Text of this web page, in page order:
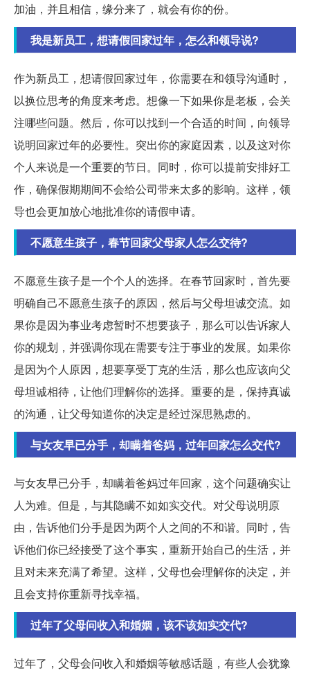
加油，并且相信，缘分来了，就会有你的份。
我是新员工，想请假回家过年，怎么和领导说?
作为新员工，想请假回家过年，你需要在和领导沟通时，
以换位思考的角度来考虑。想像一下如果你是老板，会关
注哪些问题。然后，你可以找到一个合适的时间，向领导
说明回家过年的必要性。突出你的家庭因素，以及这对你
个人来说是一个重要的节日。同时，你可以提前安排好工
作，确保假期期间不会给公司带来太多的影响。这样，领
导也会更加放心地批准你的请假申请。
不愿意生孩子，春节回家父母家人怎么交待?
不愿意生孩子是一个个人的选择。在春节回家时，首先要
明确自己不愿意生孩子的原因，然后与父母坦诚交流。如
果你是因为事业考虑暂时不想要孩子，那么可以告诉家人
你的规划，并强调你现在需要专注于事业的发展。如果你
是因为个人原因，想要享受丁克的生活，那么也应该向父
母坦诚相待，让他们理解你的选择。重要的是，保持真诚
的沟通，让父母知道你的决定是经过深思熟虑的。
与女友早已分手，却瞒着爸妈，过年回家怎么交代?
与女友早已分手，却瞒着爸妈过年回家，这个问题确实让
人为难。但是，与其隐瞒不如如实交代。对父母说明原
由，告诉他们分手是因为两个人之间的不和谐。同时，告
诉他们你已经接受了这个事实，重新开始自己的生活，并
且对未来充满了希望。这样，父母也会理解你的决定，并
且会支持你重新寻找幸福。
过年了父母问收入和婚姻，该不该如实交代?
过年了，父母会问收入和婚姻等敏感话题，有些人会犹豫